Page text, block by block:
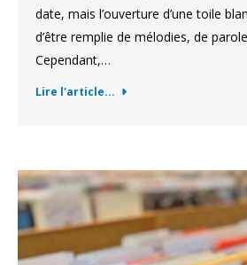
date, mais l’ouverture d’une toile
d’être remplie de mélodies, de
Cependant,…
Lire l'article...